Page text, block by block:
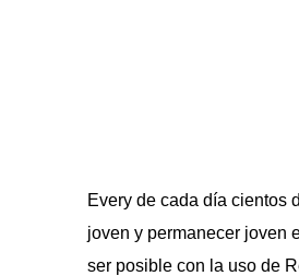
Every de cada día cientos
joven y permanecer joven
ser posible con la uso de